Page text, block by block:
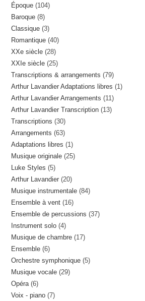
Époque 104104
Baroque 88
produits
Classique 33
produits
Romantique 4040
XXe siècle 2828
produits
XXIe siècle 2525
produits
Transcriptions & arrangements 7979
produits
Arthur Lavandier Adaptations libres 11
Arthur Lavandier Arrangements 1111
produits
Arthur Lavandier Transcription 1313
Transcriptions 3030
produits
Arrangements 6363
produits
Adaptations libres 11
produit
Musique originale 2525
Luke Styles 55
produits
Arthur Lavandier 2020
produits
Musique instrumentale 8484
Ensemble à vent 1616
produits
Ensemble de percussions 3737
Instrument solo 44
produits
Musique de chambre 1717
Ensemble 66
produits
Orchestre symphonique 55
Musique vocale 2929
Opéra 66
produits
Voix - piano 77